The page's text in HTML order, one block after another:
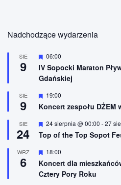
Nadchodzące wydarzenia
SIE
9
W
y
r
ó
n
o
e
06:00
IV Sopocki Maraton
Gdańskiej
SIE
9
W
r
ż
n
o
n
e
19:00
Koncert zespołu DŻEM
SIE
24
W
r
ż
n
o
24 sierpnia @ 00:00 -27
Top of the Top Sopot
WRZ
6
W
r
ó
18:00
Koncert dla
Cztery Pory Roku